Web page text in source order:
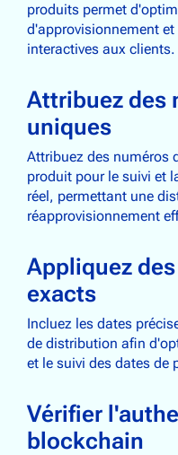
produits permet
d'approvisionnement et
interactives aux clients.
Attribuez des
uniques
Attribuez des numéros
produit pour le suivi et
réel, permettant une
réapprovisionnement
Appliquez
exacts
Incluez les dates
de distribution afin
et le suivi des dates de
Vérifier
blockchain